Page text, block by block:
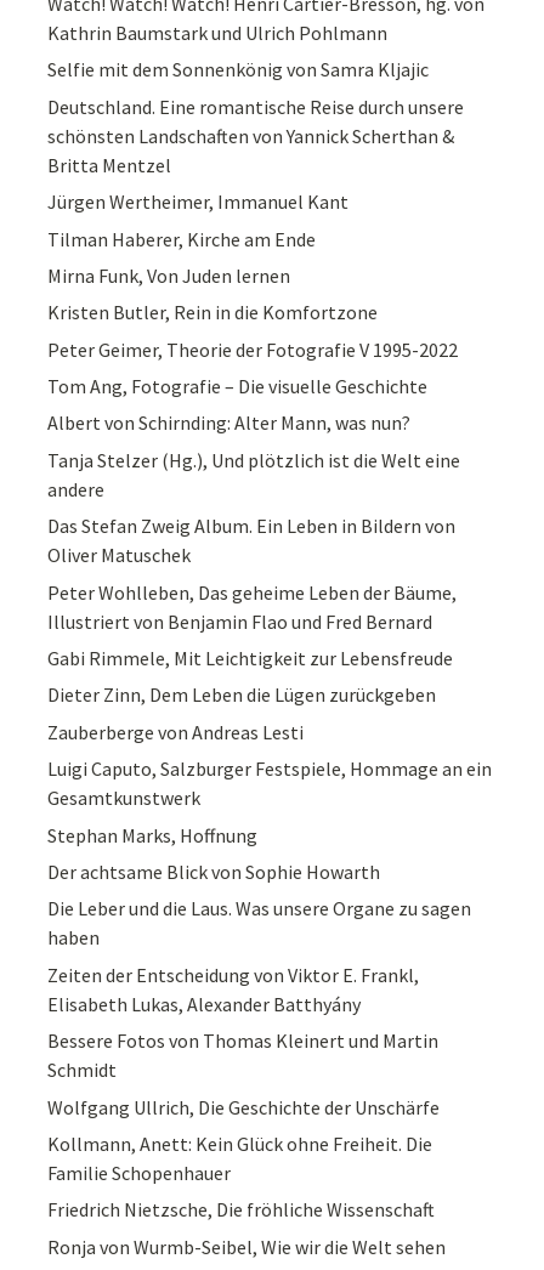
Kathrin Baumstark und Ulrich Pohlmann
Selfie mit dem Sonnenkönig von Samra Kljajic
Deutschland. Eine romantische Reise durch unsere
schönsten Landschaften von Yannick Scherthan &
Britta Mentzel
Jürgen Wertheimer, Immanuel Kant
Tilman Haberer, Kirche am Ende
Mirna Funk, Von Juden lernen
Kristen Butler, Rein in die Komfortzone
Peter Geimer, Theorie der Fotografie V 1995-2022
Tom Ang, Fotografie – Die visuelle Geschichte
Albert von Schirnding: Alter Mann, was nun?
Tanja Stelzer (Hg.), Und plötzlich ist die Welt eine
andere
Das Stefan Zweig Album. Ein Leben in Bildern von
Oliver Matuschek
Peter Wohlleben, Das geheime Leben der Bäume,
Illustriert von Benjamin Flao und Fred Bernard
Gabi Rimmele, Mit Leichtigkeit zur Lebensfreude
Dieter Zinn, Dem Leben die Lügen zurückgeben
Zauberberge von Andreas Lesti
Luigi Caputo, Salzburger Festspiele, Hommage an ein
Gesamtkunstwerk
Stephan Marks, Hoffnung
Der achtsame Blick von Sophie Howarth
Die Leber und die Laus. Was unsere Organe zu sagen
haben
Zeiten der Entscheidung von Viktor E. Frankl,
Elisabeth Lukas, Alexander Batthyány
Bessere Fotos von Thomas Kleinert und Martin
Schmidt
Wolfgang Ullrich, Die Geschichte der Unschärfe
Kollmann, Anett: Kein Glück ohne Freiheit. Die
Familie Schopenhauer
Friedrich Nietzsche, Die fröhliche Wissenschaft
Ronja von Wurmb-Seibel, Wie wir die Welt sehen